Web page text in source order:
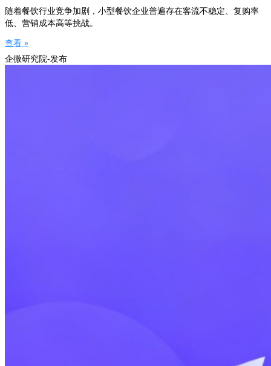
随着餐饮行业竞争加剧，小型餐饮企业普遍存在客流不稳定、复购率
低、营销成本高等挑战。
查看 »
企微研究院-发布